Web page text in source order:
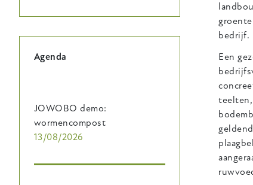
bedrijf.
Een
teelten,
Agenda
JOWOBO demo:
wormencompost
13/08/2026